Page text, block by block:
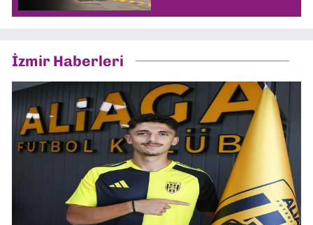
İzmir Haberleri